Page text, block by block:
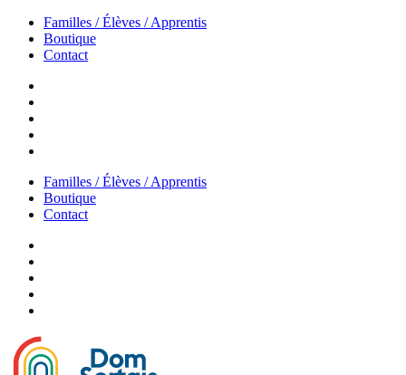
Familles / Élèves / Apprentis
Boutique
Contact
Familles / Élèves / Apprentis
Boutique
Contact